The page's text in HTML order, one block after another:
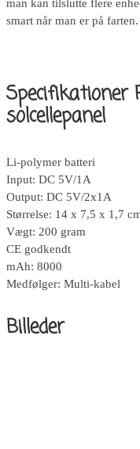
man kan tilslutte flere
smart når man er på
Specifikationer
solcellepanel
Li-polymer batteri
Input: DC 5V/1A
Output: DC 5V/2x1A
Størrelse: 14 x 7,5 x 1,7
Vægt: 200 gram
CE godkendt
mAh: 8000
Medfølger: Multi-kabel
Billeder